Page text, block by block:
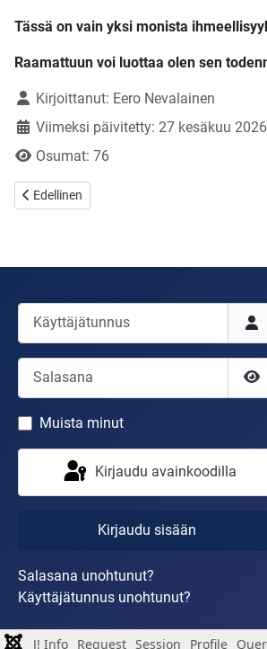
Tässä on vain yksi monista
Raamattuun voi luottaa olen sen
TietojaKirjoittanut: Eero Nevalainen
Viimeksi päivitetty: 27 kesäkuu 2026
Osumat: 76
Edellinen artikkeli: Onko Auringon paahde
Edellinen
Käyttäjätunnus
Salasana
Muista minut
Kirjaudu avainkoodilla
Kirjaudu sisään
Salasana unohtunut?
Käyttäjätunnus unohtunut?
J! Info Request Session Profile